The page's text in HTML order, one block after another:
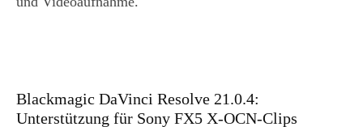
Blackmagic DaVinci Resolve 21.0.4:
Unterstützung für Sony FX5 X-OCN-Clips